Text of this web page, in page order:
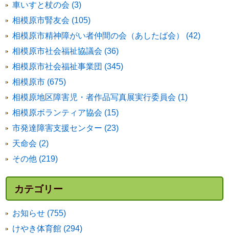
車いすと杖の会 (3)
相模原市腎友会 (105)
相模原市精神障がい者仲間の会（あしたば会） (42)
相模原市社会福祉協議会 (36)
相模原市社会福祉事業団 (345)
相模原市 (675)
相模原地区障害児・者作品写真展実行委員会 (1)
相模原ボランティア協会 (15)
市発達障害支援センター (23)
天命会 (2)
その他 (219)
カテゴリー
お知らせ (755)
けやき体育館 (294)